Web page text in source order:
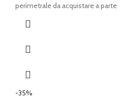
perimetrale da acquistare a parte
-35%